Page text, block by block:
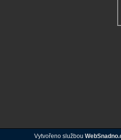
Vytvořeno službou